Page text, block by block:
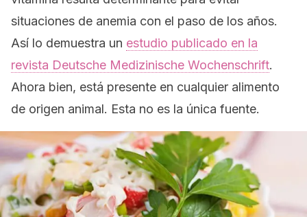
situaciones de anemia con el paso de los años.
Así lo demuestra un estudio publicado en la
revista Deutsche Medizinische Wochenschrift.
Ahora bien, está presente en cualquier alimento
de origen animal. Esta no es la única fuente.